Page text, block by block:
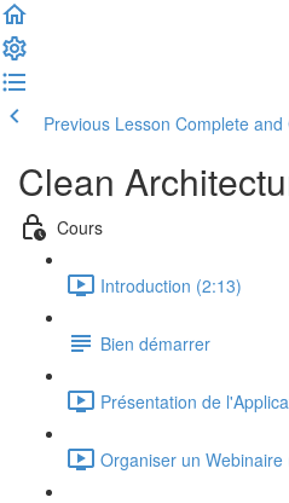
Previous Lesson Complete and
Clean
Cours
Introduction (2:13)
Bien démarrer
Présentation de
Organiser un Webinaire